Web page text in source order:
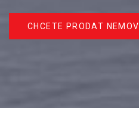
CHCETE PRODAT